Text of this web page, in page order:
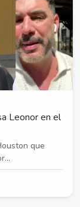
Leonor en el
que